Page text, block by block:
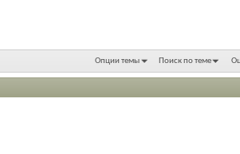
Опции темы Поиск по теме